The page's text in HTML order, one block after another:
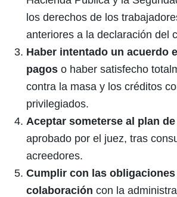
los derechos de los
anteriores a la declaración del
Haber intentado un acuerdo
pagos o haber satisfecho
contra la masa y los créditos
privilegiados.
Aceptar someterse al plan
aprobado por el juez, tras
acreedores.
Cumplir con las obligaciones
colaboración con la